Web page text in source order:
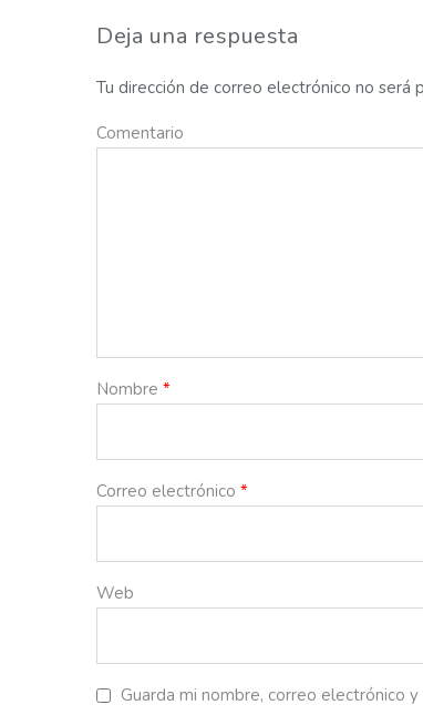
Deja una respuesta
Tu dirección de correo electrónico no será
Comentario
Nombre *
Correo electrónico *
Web
Guarda mi nombre, correo electrónico